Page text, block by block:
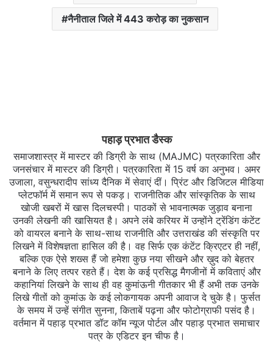
नैनीताल जिले में 443 करोड़ का नुकसान
पहाड़ प्रभात डैस्क
समाजशास्त्र में मास्टर की डिग्री के साथ (MAJMC) पत्रकारिता और
जनसंचार में मास्टर की डिग्री। पत्रकारिता में 15 वर्ष का अनुभव। अमर
उजाला, वसुन्धरादीप सांध्य दैनिक में सेवाएं दीं। प्रिंट और डिजिटल मीडिया
प्लेटफॉर्म में समान रूप से पकड़। राजनीतिक और सांस्कृतिक के साथ
खोजी खबरों में खास दिलचस्‍पी। पाठकों से भावनात्मक जुड़ाव बनाना
उनकी लेखनी की खासियत है। अपने लंबे करियर में उन्होंने ट्रेंडिंग कंटेंट
को वायरल बनाने के साथ-साथ राजनीति और उत्तराखंड की संस्कृति पर
लिखने में विशेषज्ञता हासिल की है। वह सिर्फ एक कंटेंट क्रिएटर ही नहीं,
बल्कि एक ऐसे शख्स हैं जो हमेशा कुछ नया सीखने और ख़ुद को बेहतर
बनाने के लिए तत्पर रहते हैं। देश के कई प्रसिद्ध मैगजीनों में कविताएं और
कहानियां लिखने के साथ ही वह कुमांऊनी गीतकार भी हैं अभी तक उनके
लिखे गीतों को कुमांऊ के कई लोकगायक अपनी आवाज दे चुके है। फुर्सत
के समय में उन्हें संगीत सुनना, किताबें पढ़ना और फोटोग्राफी पसंद है।
वर्तमान में पहाड़ प्रभात डॉट कॉम न्यूज पोर्टल और पहाड़ प्रभात समाचार
पत्र के एडिटर इन चीफ है।